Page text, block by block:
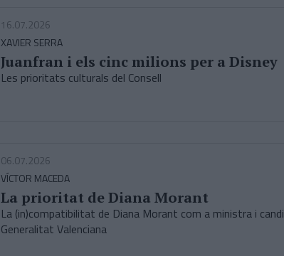
16.07.2026
XAVIER SERRA
Juanfran i els cinc milions per a Disney
Les prioritats culturals del Consell
06.07.2026
VÍCTOR MACEDA
La prioritat de Diana Morant
La (in)compatibilitat de Diana Morant com a ministra i
Generalitat Valenciana